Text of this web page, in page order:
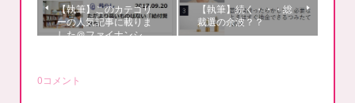
【執筆】このカテゴリ
ーの人気記事に載りま
した＠ファイナンシ…
【執筆】続く・・・総
裁選の余波？？
0コメント